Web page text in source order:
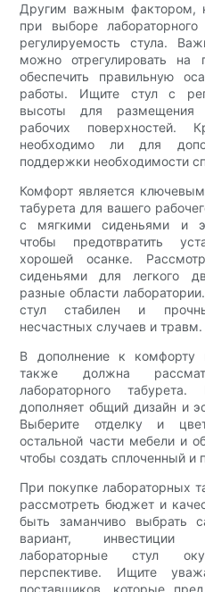
Другим важным фактором,
при выборе лабораторного
регулируемость стула.
можно отрегулировать на
обеспечить правильную
работы. Ищите стул с
высоты для размещения
рабочих поверхностей.
необходимо ли для
поддержки необходимости
Комфорт является
табурета для вашего
с мягкими сиденьями и
чтобы предотвратить
хорошей осанке.
сиденьями для легкого
разные области
стул стабилен и
несчастных случаев и травм.
В дополнение к комфорту
также должна
лабораторного
дополняет общий дизайн и
Выберите отделку и
остальной части мебели и
чтобы создать сплоченный и
При покупке лабораторных
рассмотреть бюджет и
быть заманчиво выбрать
вариант, инвестиции
лабораторные стул
перспективе. Ищите